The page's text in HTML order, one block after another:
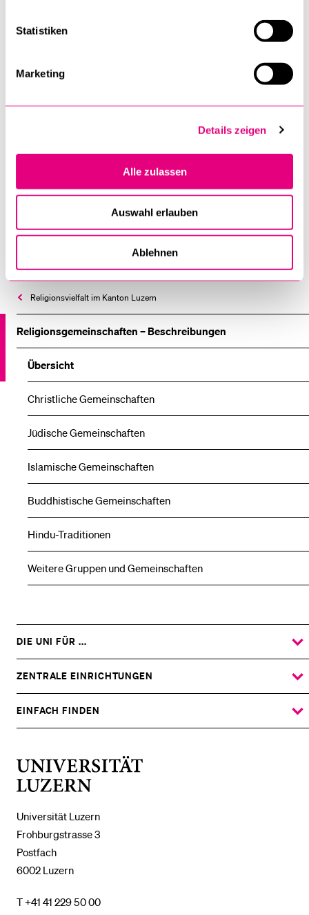
Statistiken
Marketing
Details zeigen
Alle zulassen
Auswahl erlauben
Ablehnen
Religionsvielfalt im Kanton Luzern
Religionsgemeinschaften – Beschreibungen
Übersicht
Christliche Gemeinschaften
Jüdische Gemeinschaften
Islamische Gemeinschaften
Buddhistische Gemeinschaften
Hindu-Traditionen
Weitere Gruppen und Gemeinschaften
Weitere Gruppen und
Gemeinschaften
«Religionsvielfalt im Kanton Luzern» (www.unilu.ch/rel-LU) ist
Religionswissenschaftlichen Seminars der
Universität Luzern.
Letzte Aktualisierung dieser Seite: 23. 11. 2023
Universität Luzern
Frohburgstrasse 3
Postfach
6002 Luzern
T +41 41 229 50 00
DIE UNI FÜR ...
DAS
UNTERMENÜ
ZENTRALE EINRICHTUNGEN
DAS
UNTERMENÜ
EINFACH FINDEN
DAS